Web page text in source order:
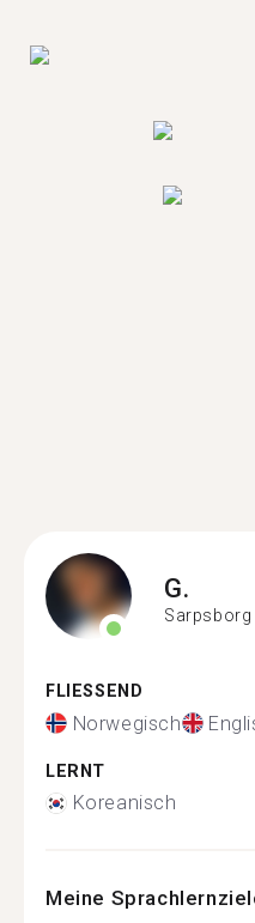
G.
Sarpsborg
FLIESSEND
Norwegisch
LERNT
Koreanisch
Meine